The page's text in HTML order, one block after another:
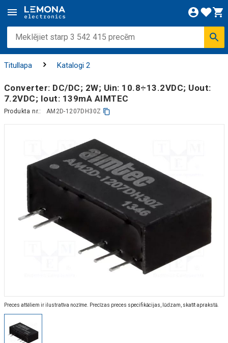
Titullapa Katalogi 2
Converter: DC/DC; 2W; Uin: 10.8÷13.2VDC; Uout:
7.2VDC; Iout: 139mA AIMTEC
Produkta nr.: AM2D-1207DH30Z
Preces attēliem ir ilustratīva nozīme. Precīzas preces specifikācijas, lūdzam, skatīt aprakstā.